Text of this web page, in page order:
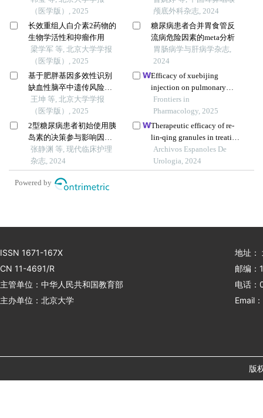
（医学版）, 2025
长效重组人白介素2药物的
生物学活性和抑瘤作用
梁学军 等, 北京大学学报
（医学版）, 2025
基于肥胖基因多效性识别
缺血性脑卒中遗传风险位
点的同胞对研究
王坤 等, 北京大学学报
（医学版）, 2025
2型糖尿病患者初始使用胰
岛素的决策参与影响因素
质性研究的meta整合
张静渊 等, 现代临床护理
杂志, 2024
颅底外科杂志, 2024
糖尿病患者合并胃食管反
流病危险因素的meta分析
胃肠病学与肝病学杂志,
2024
Efficacy of xuebijing
injection on pulmonary
ventilation improvement in
acute pancreatitis: a
systematic review and meta-
analysis
Frontiers in
Pharmacology, 2025
Therapeutic efficacy of re-
lin-qing granules in treating
type 2 diabetes mellitus
complicated with urinary
tract infection: a
Archivos Espanoles De
Urologia, 2024
Powered by
ISSN 1671-167X
CN 11-4691/R
主管单位：中华人民共和国教育部
主办单位：北京大学
地址：
邮编：
电话
Email
版